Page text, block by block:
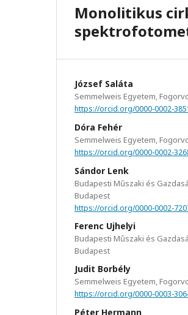
Monolitikus
József Saláta
Semmelweis Egyetem,
https://orcid.org/0000-0002-
Dóra Fehér
Semmelweis Egyetem,
https://orcid.org/0000-0002-
Sándor Lenk
Budapesti Műszaki és
Budapest
https://orcid.org/0000-0002-
Ferenc Ujhelyi
Budapesti Műszaki és
Budapest
Judit Borbély
Semmelweis Egyetem,
https://orcid.org/0000-0003-
Péter Hermann